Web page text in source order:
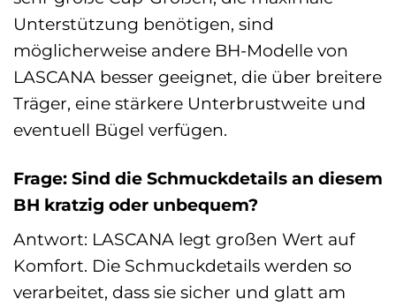
Unterstützung benötigen, sind
möglicherweise andere BH-Modelle von
LASCANA besser geeignet, die über breitere
Träger, eine stärkere Unterbrustweite und
eventuell Bügel verfügen.
Frage: Sind die Schmuckdetails an diesem
BH kratzig oder unbequem?
Antwort: LASCANA legt großen Wert auf
Komfort. Die Schmuckdetails werden so
verarbeitet, dass sie sicher und glatt am